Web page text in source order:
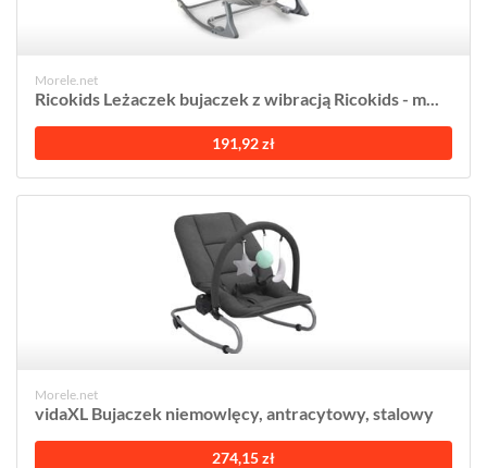
Morele.net
Ricokids Leżaczek bujaczek z wibracją Ricokids - m...
191,92 zł
Morele.net
vidaXL Bujaczek niemowlęcy, antracytowy, stalowy
274,15 zł